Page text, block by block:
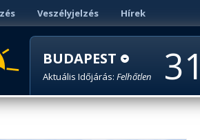
Veszélyjelzés Hírek
BUDAPEST
Aktuális Időjárás: Felhőtlen 31